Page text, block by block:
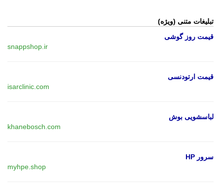
تبلیغات متنی (ویژه)
قیمت روز گوشی
snappshop.ir
قیمت ارتودنسی
isarclinic.com
لباسشویی بوش
khanebosch.com
سرور HP
myhpe.shop